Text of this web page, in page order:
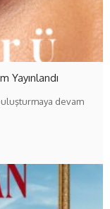
Yayınlandı
devam